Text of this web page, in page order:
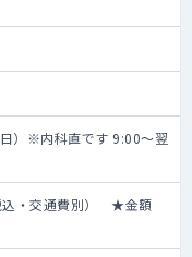
）※内科直です 9:00～翌
込・交通費別） ★金額